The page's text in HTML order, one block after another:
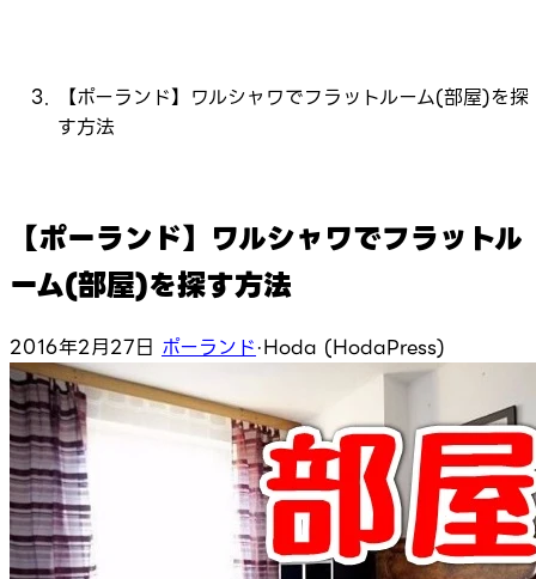
【ポーランド】ワルシャワでフラットルーム(部屋)を探
す方法
【ポーランド】ワルシャワでフラットル
ーム(部屋)を探す方法
2016年2月27日 ポーランド·Hoda (HodaPress)